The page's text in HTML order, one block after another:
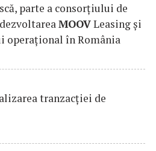
parte a consorțiului de
MOOVLeasing și
operațional în România
tranzacției de